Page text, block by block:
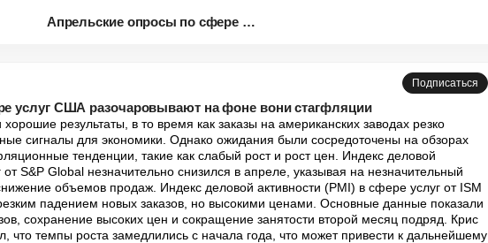
Апрельские опросы по сфере усл...
Подписаться
услуг США разочаровывают на фоне вони стагфляции
результаты, в то время как заказы на американских заводах резко
сигналы для экономики. Однако ожидания были сосредоточены на обзорах
тенденции, такие как слабый рост и рост цен. Индекс деловой
S&P Global незначительно снизился в апреле, указывая на незначительный
объемов продаж. Индекс деловой активности (PMI) в сфере услуг от ISM
падением новых заказов, но высокими ценами. Основные данные показали
сохранение высоких цен и сокращение занятости второй месяц подряд. Крис
что темпы роста замедлились с начала года, что может привести к дальнейшему